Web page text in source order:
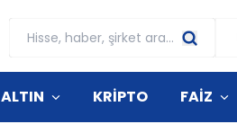
ALTIN KRİPTO FAİZ